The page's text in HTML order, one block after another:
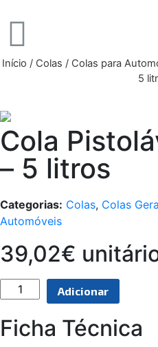
Início / Colas / Colas para
5
Cola
– 5 litros
Categorias: Colas, Colas
Automóveis
39,02€
Adicionar
Ficha Técnica